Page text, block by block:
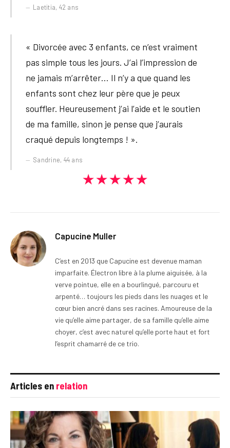
Laetitia, 42 ans
« Divorcée avec 3 enfants, ce n’est vraiment
pas simple tous les jours. J’ai l’impression de
ne jamais m’arrêter… Il n’y a que quand les
enfants sont chez leur père que je peux
souffler. Heureusement j’ai l’aide et le soutien
de ma famille, sinon je pense que j’aurais
craqué depuis longtemps ! ».
Sandrine, 44 ans
★★★★★
Capucine Muller
C’est en 2013 que Capucine est devenue maman
imparfaite. Électron libre à la plume aiguisée, à la
verve pointue, elle en a bourlingué, parcouru et
arpenté… toujours les pieds dans les nuages et le
cœur bien ancré dans ses racines. Amoureuse de la
vie qu’elle aime partager, de sa famille qu’elle aime
choyer, c’est avec naturel qu’elle porte haut et fort
l’esprit chamarré de ce trio.
Articles en relation